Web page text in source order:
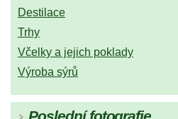
Destilace
Trhy
Včelky a jejich poklady
Výroba sýrů